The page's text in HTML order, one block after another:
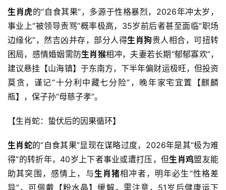
生肖虎的“自食其果”，多源于性格暴烈，2026年冲太岁，
事业上“被领导责骂”概率极高，35岁前后者甚至面临“职场
边缘化”，然吉凶并存，部分人得生肖狗贵人相合，可扭转
困局，感情婚姻需防生肖猴相冲，夫妻若长期“郁郁寡欢”，
建议悬挂【山海镇】于东南方，下半年偏财运极旺，但投资
莫贪，谨记“十分利中藏七分险”，晚年家宅宜置【麒麟
瓶】，保子孙“母慈子孝”。
【生肖蛇：蛰伏后的因果循环】
生肖蛇的“自食其果”显现在谋略过度，2026年是其“极为难
得”的转折年，40岁上下者事业或遭打压，但生肖鸡盟友能
助其突围，感情上，与生肖猪相冲者，明年必生“性格差
异”，可佩戴【粉水晶】缓解，需注意，51岁后健康运下